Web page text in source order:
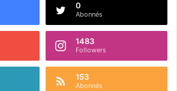
0
Abonnés
1483
Followers
153
Abonnés